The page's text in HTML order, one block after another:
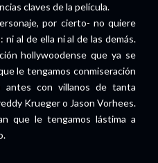
claves de la película.
por cierto- no quiere
al de ella ni al de las demás.
hollywoodense que ya se
le tengamos conmiseración
antes con villanos de tanta
Krueger o Jason Vorhees.
que le tengamos lástima a